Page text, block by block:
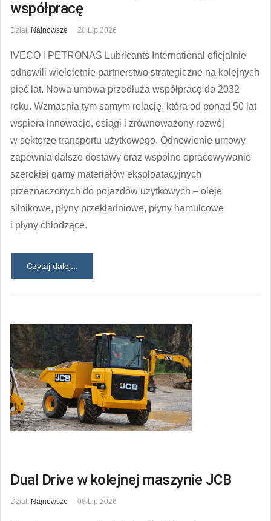
współpracę
Dział: Najnowsze 20 Lip 2026
IVECO i PETRONAS Lubricants International oficjalnie
odnowili wieloletnie partnerstwo strategiczne na kolejnych
pięć lat. Nowa umowa przedłuża współpracę do 2032
roku. Wzmacnia tym samym relację, która od ponad 50 lat
wspiera innowacje, osiągi i zrównoważony rozwój
w sektorze transportu użytkowego. Odnowienie umowy
zapewnia dalsze dostawy oraz wspólne opracowywanie
szerokiej gamy materiałów eksploatacyjnych
przeznaczonych do pojazdów użytkowych – oleje
silnikowe, płyny przekładniowe, płyny hamulcowe
i płyny chłodzące.
Czytaj dalej...
Dual Drive w kolejnej maszynie JCB
Dział: Najnowsze 08 Lip 2026